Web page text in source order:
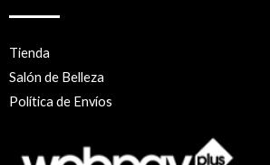
Tienda
Salón de Belleza
Política de Envíos